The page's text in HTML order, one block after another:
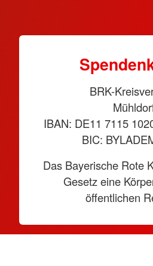
BRK-
IBAN: DE11 7115
BIC:
Das Bayerische Rote
Gesetz eine
öffentlichen